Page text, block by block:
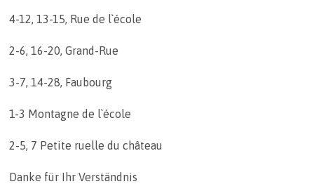
4-12, 13-15, Rue de l`école
2-6, 16-20, Grand-Rue
3-7, 14-28, Faubourg
1-3 Montagne de l`école
2-5, 7 Petite ruelle du château
Danke für Ihr Verständnis